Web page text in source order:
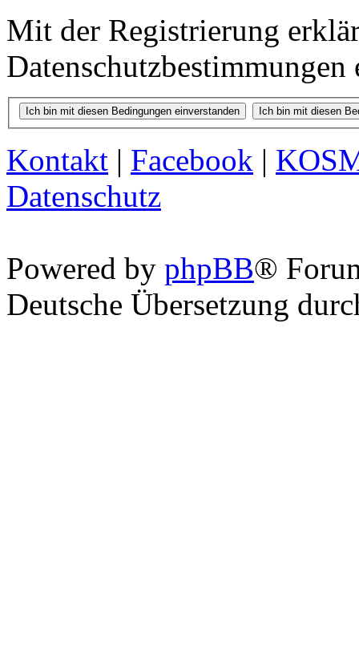
Mit der Registrierung
Datenschutzbestimmungen
Kontakt | Facebook |
Datenschutz
Powered by phpBB®
Deutsche Übersetzung